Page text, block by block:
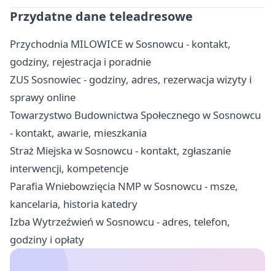
Przydatne dane teleadresowe
Przychodnia MILOWICE w Sosnowcu - kontakt,
godziny, rejestracja i poradnie
ZUS Sosnowiec - godziny, adres, rezerwacja wizyty i
sprawy online
Towarzystwo Budownictwa Społecznego w Sosnowcu
- kontakt, awarie, mieszkania
Straż Miejska w Sosnowcu - kontakt, zgłaszanie
interwencji, kompetencje
Parafia Wniebowzięcia NMP w Sosnowcu - msze,
kancelaria, historia katedry
Izba Wytrzeźwień w Sosnowcu - adres, telefon,
godziny i opłaty